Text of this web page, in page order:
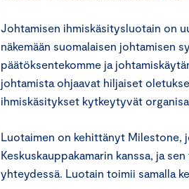
Johtamisen ihmiskäsitysluotain on
näkemään suomalaisen johtamisen
päätöksentekomme ja
johtamista ohjaavat hiljaiset
ihmiskäsitykset kytkeytyvät
Luotaimen on kehittänyt
Keskuskauppakamarin kanssa, ja
yhteydessä. Luotain toimii samalla